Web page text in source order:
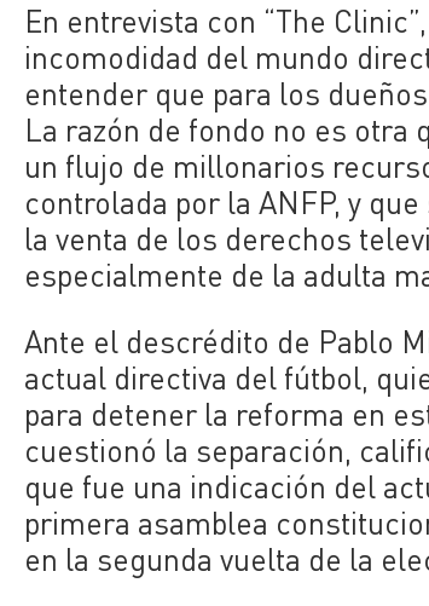
En entrevista con “The
incomodidad del mundo
entender que para los
La razón de fondo no es otra
un flujo de millonarios
controlada por la ANFP, y
la venta de los derechos
especialmente de la adulta
Ante el descrédito de Pablo
actual directiva del fútbol,
para detener la reforma en
cuestionó la separación,
que fue una indicación del
primera asamblea
en la segunda vuelta de la